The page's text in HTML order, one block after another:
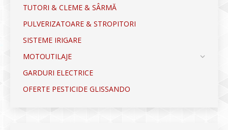
TUTORI & CLEME & SÂRMĂ
PULVERIZATOARE & STROPITORI
SISTEME IRIGARE
MOTOUTILAJE
GARDURI ELECTRICE
OFERTE PESTICIDE GLISSANDO